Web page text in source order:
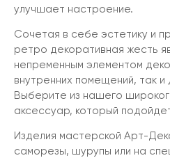
улучшает настроение.
Сочетая в себе эстетику и
ретро декоративная жесть
непременным элементом
внутренних помещений, так и
Выберите из нашего
аксессуар, который
Изделия мастерской Арт-
саморезы, шурупы или на